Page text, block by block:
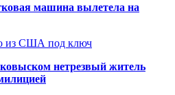
машина вылетела на
из США под ключ
нетрезвый житель